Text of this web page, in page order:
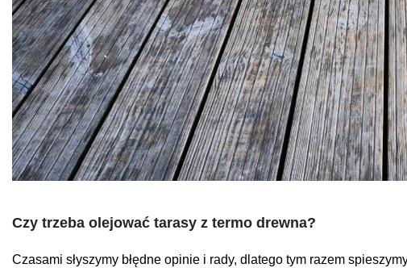
Czy trzeba olejować tarasy z termo drewna?
Czasami słyszymy błędne opinie i rady, dlatego tym razem